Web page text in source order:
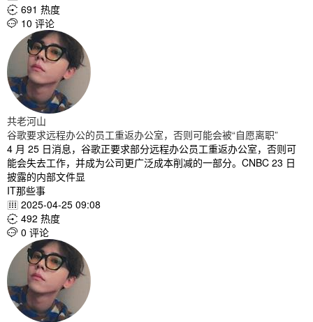
 691 热度
 10 评论
共老河山
谷歌要求远程办公的员工重返办公室，否则可能会被“自愿离职”
4 月 25 日消息，谷歌正要求部分远程办公员工重返办公室，否则可
能会失去工作，并成为公司更广泛成本削减的一部分。CNBC 23 日
披露的内部文件显
IT那些事
 2025-04-25 09:08
 492 热度
 0 评论